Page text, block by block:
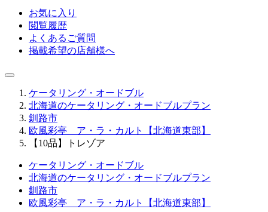
お気に入り
閲覧履歴
よくあるご質問
掲載希望の店舗様へ
ケータリング・オードブル
北海道のケータリング・オードブルプラン
釧路市
欧風彩亭 ア・ラ・カルト【北海道東部】
【10品】トレゾア
ケータリング・オードブル
北海道のケータリング・オードブルプラン
釧路市
欧風彩亭 ア・ラ・カルト【北海道東部】